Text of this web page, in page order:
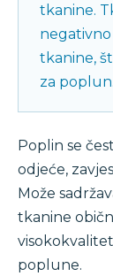
tkanine.
tkanine,
za poplun.
Poplin se
odjeće,
Može
tkanine
poplune.